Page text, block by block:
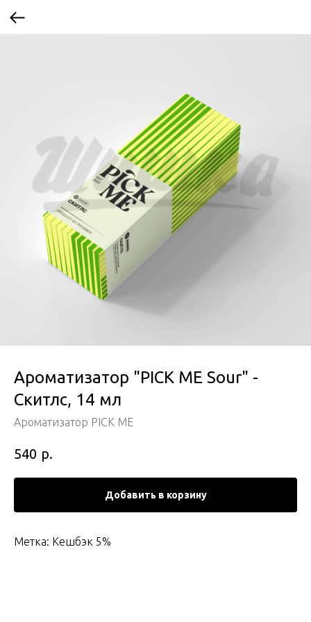
Ароматизатор "PICK ME Sour" -
Скитлс, 14 мл
Ароматизатор PICK ME
540 р.
Добавить в корзину
Метка: Кешбэк 5%